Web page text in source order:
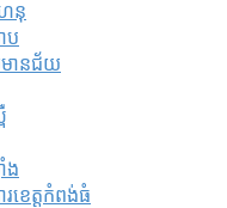
ហនុ
ប
មានជ័យ
ង
ខេត្តកំពង់ធំ